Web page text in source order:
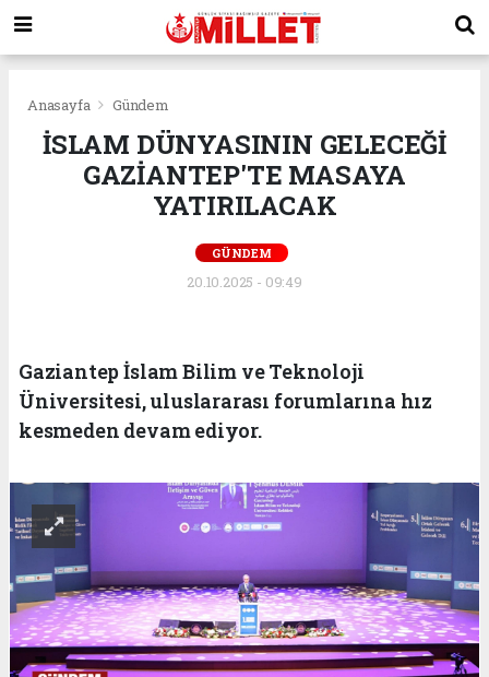
Anasayfa Gündem
İSLAM DÜNYASININ GELECEĞİ
GAZİANTEP'TE MASAYA
YATIRILACAK
GÜNDEM
20.10.2025 - 09:49
Gaziantep İslam Bilim ve Teknoloji
Üniversitesi, uluslararası forumlarına hız
kesmeden devam ediyor.